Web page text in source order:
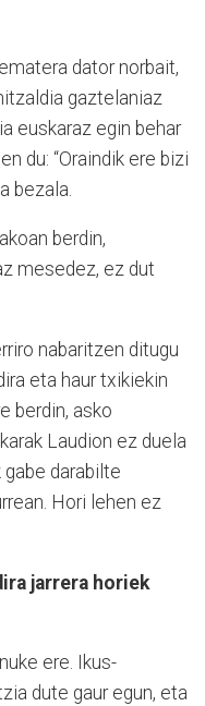
dator norbait,
gaztelaniaz
euskaraz egin behar
du: “Oraindik ere bizi
bezala.
berdin,
mesedez, ez dut
nabaritzen ditugu
eta haur txikiekin
berdin, asko
Laudion ez duela
gabe darabilte
Hori lehen ez
jarrera horiek
ere. Ikus-
dute gaur egun, eta